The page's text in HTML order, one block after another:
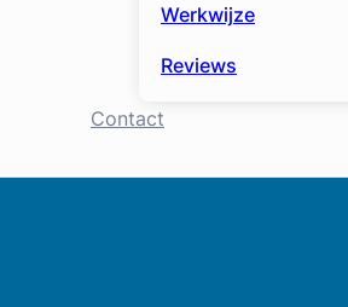
Werkwijze
Reviews
Contact